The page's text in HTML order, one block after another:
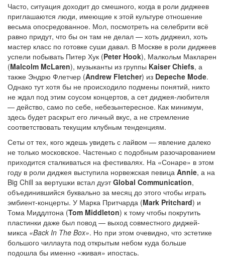
Часто, ситуация доходит до смешного, когда в роли диджеев
приглашаются люди, имеющие к этой культуре отношение
весьма опосредованное. Мол, посмотреть на селебрити всё
равно придут, что бы он там не делал — хоть диджеил, хоть
мастер класс по готовке суши давал. В Москве в роли диджеев
успели побывать Питер Хук (Peter Hook), Малкольм Макларен
(Malcolm McLaren), музыканты из группы Kaiser Chiefs, а
также Эндрю Флетчер (Andrew Fletcher) из Depeche Mode.
Однако тут хотя бы не происходило подмены понятий, никто
не ждал под этим соусом концертов, а сет диджея-любителя
— действо, само по себе, небезынтересное. Как минимум,
здесь будет раскрыт его личный вкус, а не стремление
соответствовать текущим клубным тенденциям.
Сеты от тех, кого ждешь увидеть с лайвом — явление далеко
не только московское. Частенько с подобным разочарованием
приходится сталкиваться на фестивалях. На «Сонаре» в этом
году в роли диджея выступила норвежская певица Annie, а на
Big Chill за вертушки встал дуэтGlobal Communication,
объединившийся буквально за месяц до этого чтобы играть
эмбиент-концерты. У Марка Притчарда (Mark Pritchard) и
Тома Миддлтона (Tom Middleton) к тому чтобы покрутить
пластинки даже был повод — выход совместного диджей-
микса «Back In The Box». Но при этом очевидно, что эстетике
большого чиллаута под открытым небом куда больше
подошла бы именно «живая» ипостась.